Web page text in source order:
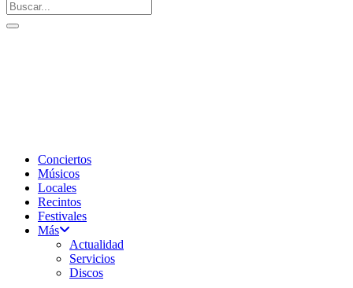
Conciertos
Músicos
Locales
Recintos
Festivales
Más
Actualidad
Servicios
Discos